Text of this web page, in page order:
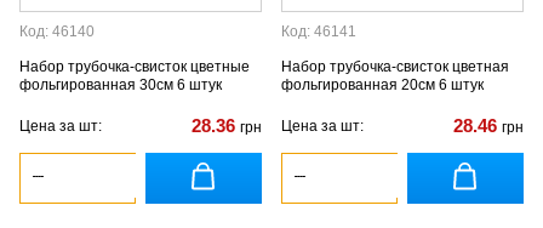
Код: 46140
Набор трубочка-свисток цветные
фольгированная 30см 6 штук
Цена за шт: 28.36 грн
Код: 46141
Набор трубочка-свисток цветная
фольгированная 20см 6 штук
Цена за шт: 28.46 грн